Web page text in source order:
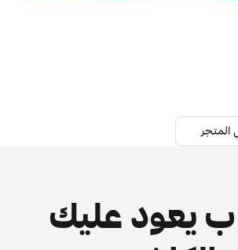
المتجر
يعود عليك